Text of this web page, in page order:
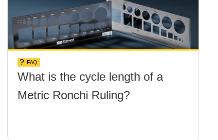
FAQ
What is the cycle length of a
Metric Ronchi Ruling?